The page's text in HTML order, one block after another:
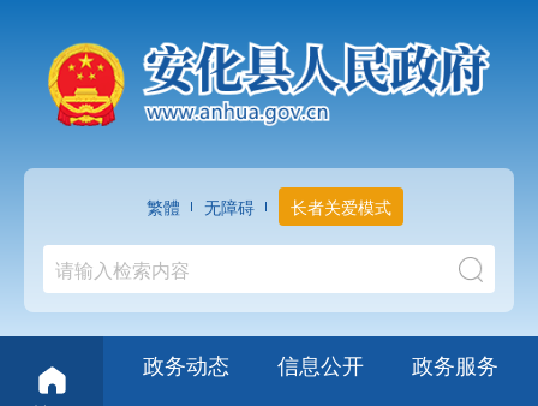
繁體 无障碍 长者关爱模式
政务动态 信息公开
政务服务